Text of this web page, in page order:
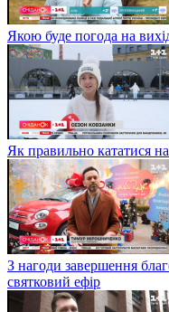
Якою буде погода на
Як правильно кататися
З нагоди завершення
святковий ефір